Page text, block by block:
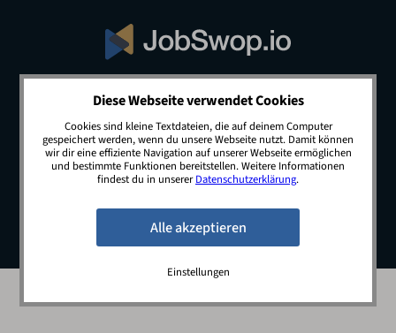
© 2026 JobSwop.io · All rights reserved.
Blog Jobs Newsletter
Kontakt
Preise
Impressum Datenschutz
Diese Webseite verwendet Cookies
Cookies sind kleine Textdateien, die auf deinem Computer
gespeichert werden, wenn du unsere Webseite nutzt. Damit können
wir dir eine effiziente Navigation auf unserer Webseite ermöglichen
und bestimmte Funktionen bereitstellen. Weitere Informationen
findest du in unsererDatenschutzerklärung.
Einstellungen